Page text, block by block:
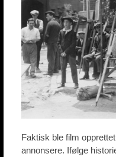
Faktisk ble film
annonsere. Ifølge